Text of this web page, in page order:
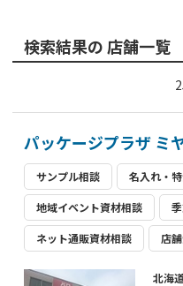
検索結果の 店舗一覧
パッケージプラザ ミ
サンプル相談 名入れ・
地域イベント資材相談
ネット通販資材相談 店
北海